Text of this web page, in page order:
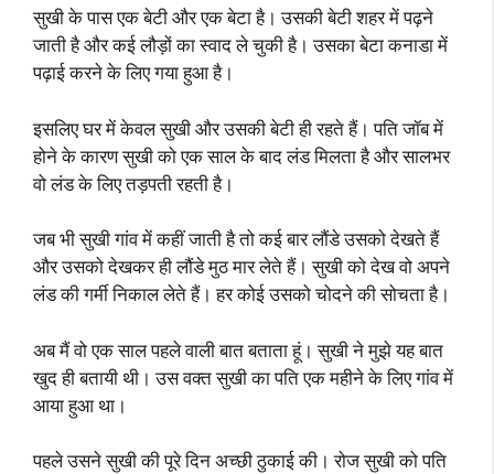
सुखी के पास एक बेटी और एक बेटा है। उसकी बेटी शहर में पढ़ने
जाती है और कई लौड़ों का स्वाद ले चुकी है। उसका बेटा कनाडा में
पढ़ाई करने के लिए गया हुआ है।
इसलिए घर में केवल सुखी और उसकी बेटी ही रहते हैं। पति जॉब में
होने के कारण सुखी को एक साल के बाद लंड मिलता है और सालभर
वो लंड के लिए तड़पती रहती है।
जब भी सुखी गांव में कहीं जाती है तो कई बार लौंडे उसको देखते हैं
और उसको देखकर ही लौंडे मुठ मार लेते हैं। सुखी को देख वो अपने
लंड की गर्मी निकाल लेते हैं। हर कोई उसको चोदने की सोचता है।
अब मैं वो एक साल पहले वाली बात बताता हूं। सुखी ने मुझे यह बात
खुद ही बतायी थी। उस वक्त सुखी का पति एक महीने के लिए गांव में
आया हुआ था।
पहले उसने सुखी की पूरे दिन अच्छी ठुकाई की। रोज सुखी को पति